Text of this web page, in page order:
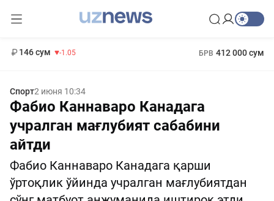
146 сум -1.05 БРВ 412 000 сум
Спорт2 июня 10:34
Фабио Каннаваро Канадага
учралган мағлубият сабабини
айтди
Фабио Каннаваро Канадага қарши
ўртоқлик ўйинда учралган мағлубиятдан